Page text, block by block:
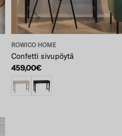
ROWICO HOME
Confetti sivupöytä
Normaalihinta
459,00€